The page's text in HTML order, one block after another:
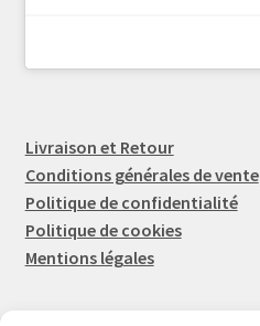
Livraison et Retour
Conditions générales de vente
Politique de confidentialité
Politique de cookies
Mentions légales